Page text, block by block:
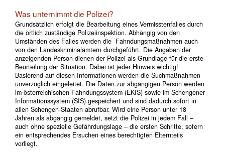
Was unternimmt die Polizei?
Grundsätzlich erfolgt die Bearbeitung eines Vermisstenfalles durch
die örtlich zuständige Polizeiinspektion. Abhängig von den
Umständen des Falles werden die Fahndungsmaßnahmen auch
von den Landeskriminalämtern durchgeführt. Die Angaben der
anzeigenden Person dienen der Polizei als Grundlage für die erste
Beurteilung der Situation. Dabei ist jeder Hinweis wichtig!
Basierend auf diesen Informationen werden die Suchmaßnahmen
unverzüglich eingeleitet. Die Daten zur abgängigen Person werden
im österreichischen Fahndungssystem (EKIS) sowie im Schengener
Informationssystem (SIS) gespeichert und sind dadurch sofort in
allen Schengen-Staaten abrufbar. Wird eine Person unter 18
Jahren als abgängig gemeldet, setzt die Polizei in jedem Fall –
auch ohne spezielle Gefährdungslage – die ersten Schritte, sofern
ein entsprechendes Ersuchen eines berechtigten Elternteils
vorliegt.